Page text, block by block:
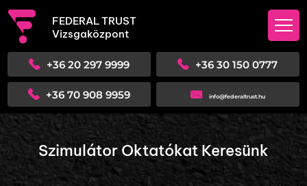
FEDERAL TRUST
Vizsgaközpont
+36 20 297 9999 +36 30 150 0777
+36 70 908 9959 info@federaltrust.hu
Szimulátor Oktatókat Keresünk